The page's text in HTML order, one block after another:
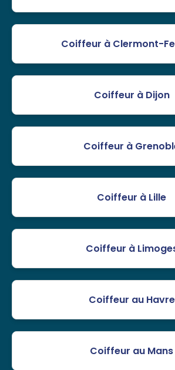
Coiffeur à Clermont-
Coiffeur à Dijon
Coiffeur à
Coiffeur à Lille
Coiffeur à
Coiffeur au Havre
Coiffeur au Mans